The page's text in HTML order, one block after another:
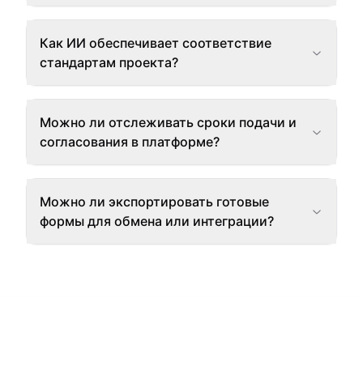
Как ИИ обеспечивает соответствие
стандартам проекта?
Можно ли отслеживать сроки подачи и
согласования в платформе?
Можно ли экспортировать готовые
формы для обмена или интеграции?